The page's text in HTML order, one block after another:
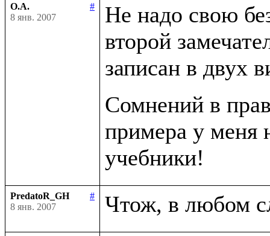
О.А.
#
8 янв. 2007
Не надо свою
второй
записан в двух
Сомнений в
примера у меня
PredatoR_GH
#
8 янв. 2007